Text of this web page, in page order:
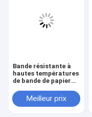
Bande résistante à
hautes températures
de bande de papier
d&#39;aramide de
classe F
Meilleur prix